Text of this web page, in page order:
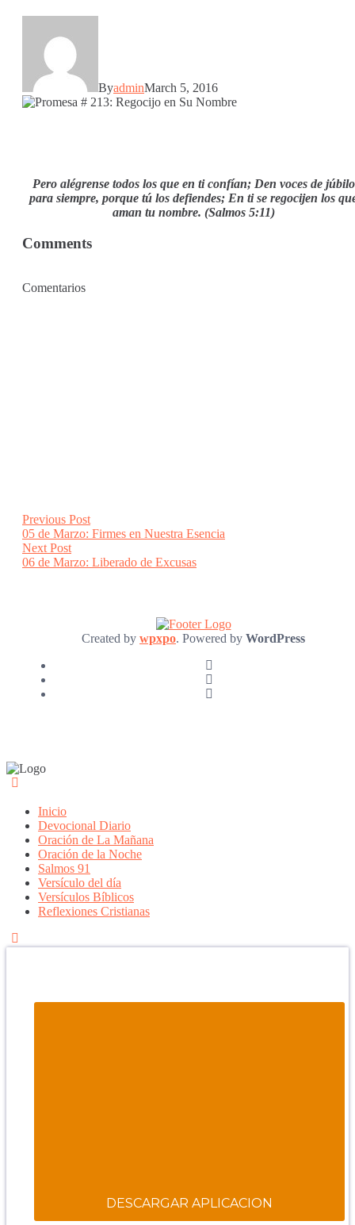
ByadminMarch 5, 2016
Pero alégrense todos los que en ti confían; Den voces de júbilo
para siempre, porque tú los defiendes; En ti se regocijen los
aman tu nombre. (Salmos 5:11)
Comments
Comentarios
Post
navigation
Previous PostPrevious
post:
05 de Marzo: Firmes en Nuestra Esencia
Next PostNext
post:
06 de Marzo: Liberado de Excusas
Created by wpxpo. Powered by WordPress
Inicio
Devocional Diario
Oración de La Mañana
Oración de la Noche
Salmos 91
Versículo del día
Versículos Bíblicos
Reflexiones Cristianas
DESCARGAR APLICACION